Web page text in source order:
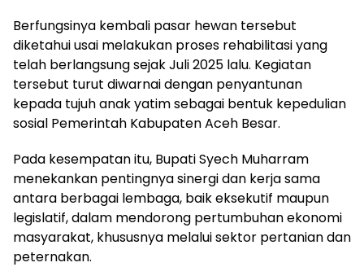
Berfungsinya kembali pasar hewan tersebut
diketahui usai melakukan proses rehabilitasi yang
telah berlangsung sejak Juli 2025 lalu. Kegiatan
tersebut turut diwarnai dengan penyantunan
kepada tujuh anak yatim sebagai bentuk kepedulian
sosial Pemerintah Kabupaten Aceh Besar.
Pada kesempatan itu, Bupati Syech Muharram
menekankan pentingnya sinergi dan kerja sama
antara berbagai lembaga, baik eksekutif maupun
legislatif, dalam mendorong pertumbuhan ekonomi
masyarakat, khususnya melalui sektor pertanian dan
peternakan.